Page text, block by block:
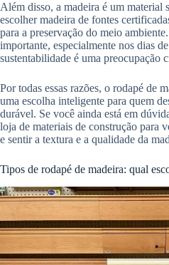
Além disso, a madeira é um material
escolher madeira de fontes
para a preservação do meio
importante, especialmente nos dias
sustentabilidade é uma preocupação
Por todas essas razões, o rodapé de
uma escolha inteligente para quem
durável. Se você ainda está em
loja de materiais de construção para
e sentir a textura e a qualidade da
Tipos de rodapé de madeira: qual